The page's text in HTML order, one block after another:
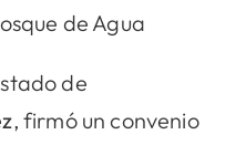
de Agua
de
, firmó un convenio